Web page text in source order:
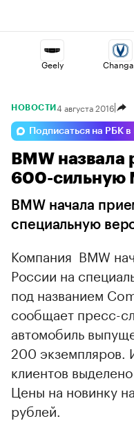
Geely
Voyah Omoda
Jaecoo Haval
НОВОСТИ 4 августа 2016
Подписаться на РБК
BMW
600-сильную
BMW начала
специальную
Компания BMW
России на
под названием
сообщает пресс-
автомобиль
200 экземпляров.
клиентов
Цены на новинку
рублей.